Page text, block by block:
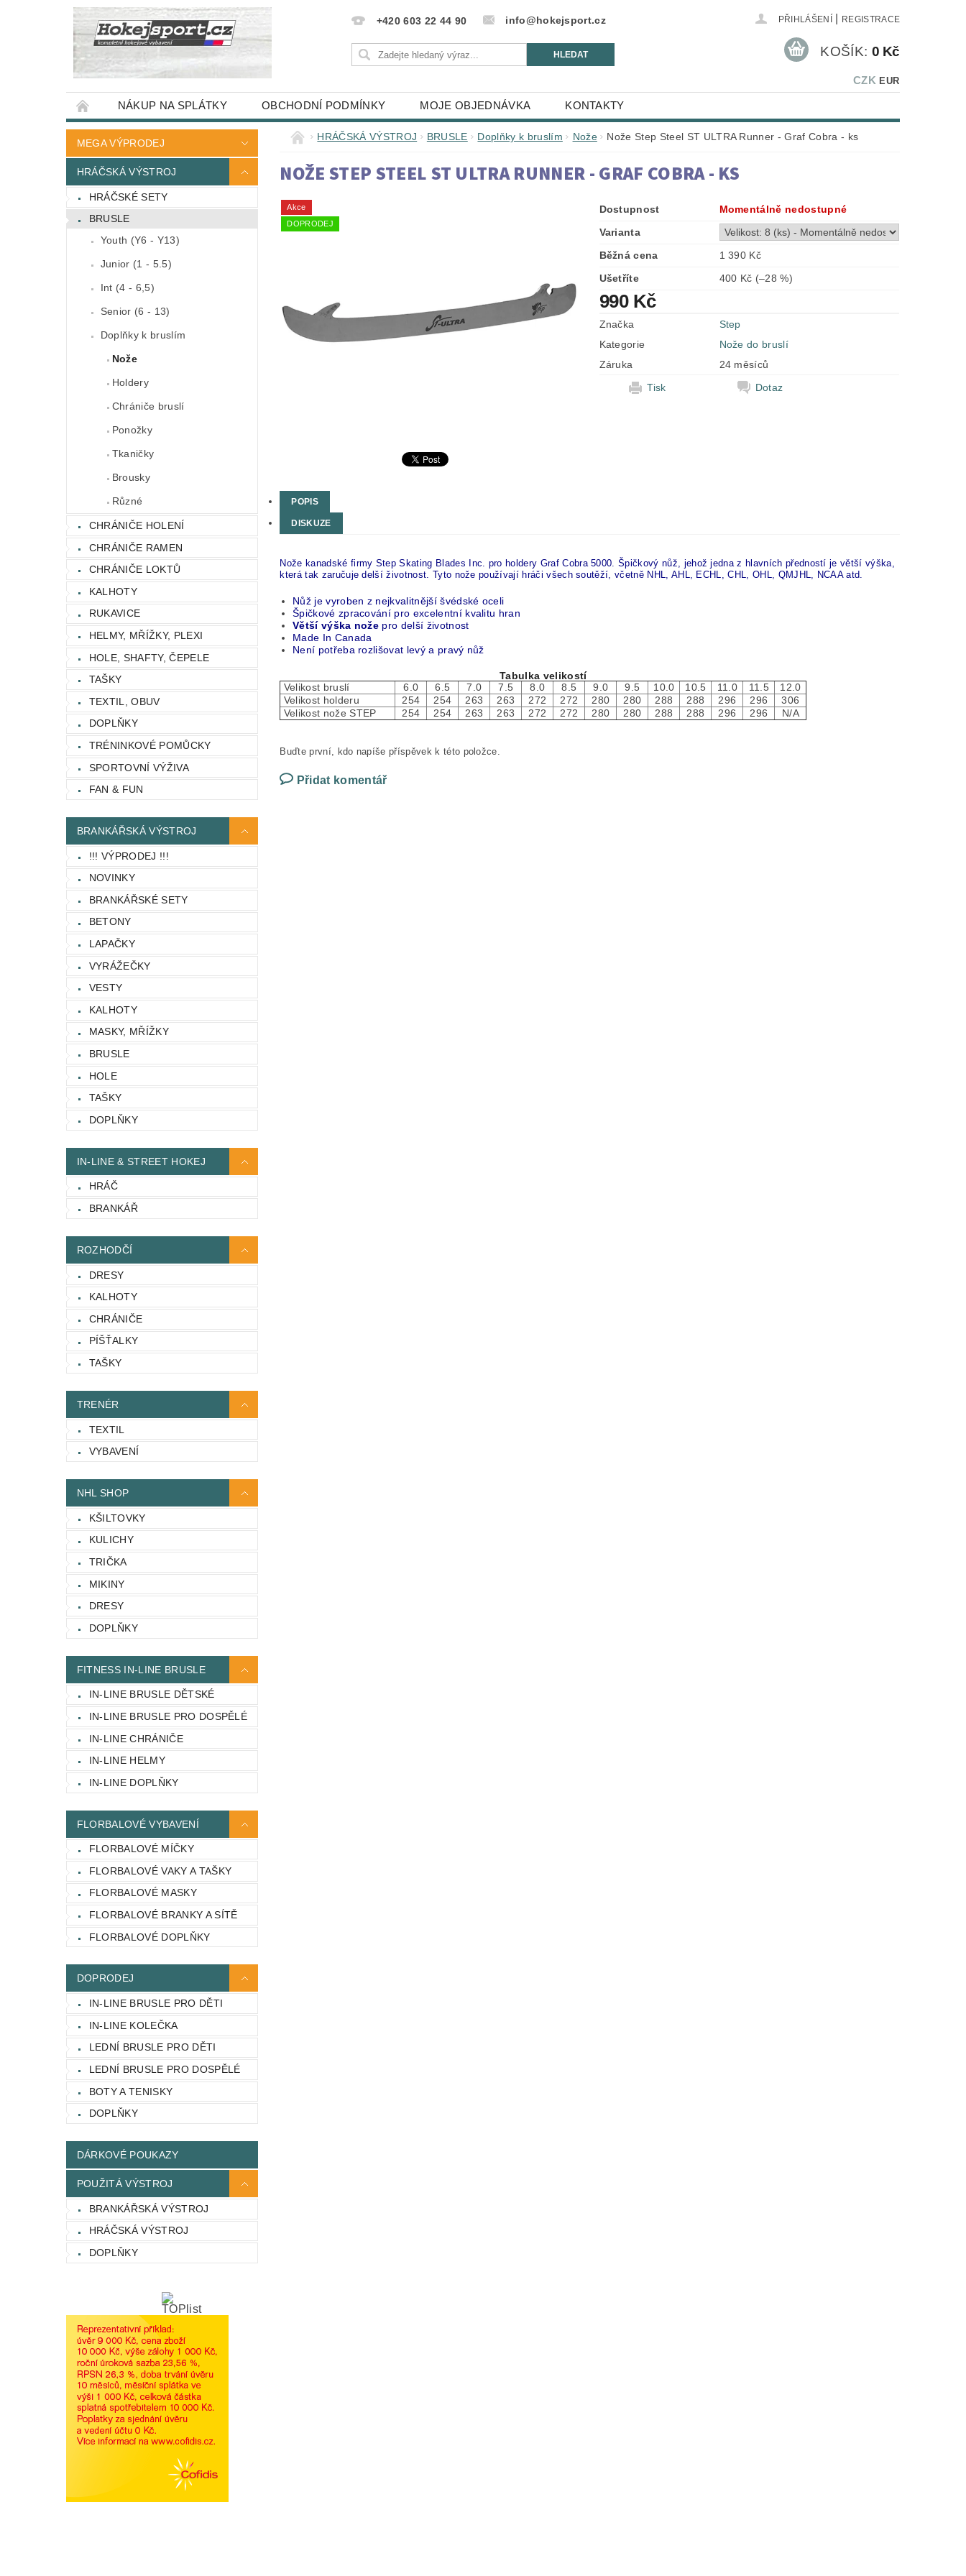
+420 603 22 44 90 info@hokejsport.cz PŘIHLÁŠENÍ REGISTRACE
CZK EUR
KOŠÍK: 0 Kč
NÁKUP NA SPLÁTKY OBCHODNÍ PODMÍNKY MOJE OBJEDNÁVKA KONTAKTY
MEGA VÝPRODEJ
HRÁČSKÁ VÝSTROJ
HRÁČSKÉ SETY
BRUSLE
Youth (Y6 - Y13)
Junior (1 - 5.5)
Int (4 - 6,5)
Senior (6 - 13)
Doplňky k bruslím
Nože
Holdery
Chrániče bruslí
Ponožky
Tkaničky
Brousky
Různé
CHRÁNIČE HOLENÍ
CHRÁNIČE RAMEN
CHRÁNIČE LOKTŮ
KALHOTY
RUKAVICE
HELMY, MŘÍŽKY, PLEXI
HOLE, SHAFTY, ČEPELE
TAŠKY
TEXTIL, OBUV
DOPLŇKY
TRÉNINKOVÉ POMŮCKY
SPORTOVNÍ VÝŽIVA
FAN & FUN
BRANKÁŘSKÁ VÝSTROJ
!!! VÝPRODEJ !!!
NOVINKY
BRANKÁŘSKÉ SETY
BETONY
LAPAČKY
VYRÁŽEČKY
VESTY
KALHOTY
MASKY, MŘÍŽKY
BRUSLE
HOLE
TAŠKY
DOPLŇKY
IN-LINE & STREET HOKEJ
HRÁČ
BRANKÁŘ
ROZHODČÍ
DRESY
KALHOTY
CHRÁNIČE
PÍŠŤALKY
TAŠKY
TRENÉR
TEXTIL
VYBAVENÍ
NHL SHOP
KŠILTOVKY
KULICHY
TRIČKA
MIKINY
DRESY
DOPLŇKY
FITNESS IN-LINE BRUSLE
IN-LINE BRUSLE DĚTSKÉ
IN-LINE BRUSLE PRO DOSPĚLÉ
IN-LINE CHRÁNIČE
IN-LINE HELMY
IN-LINE DOPLŇKY
FLORBALOVÉ VYBAVENÍ
FLORBALOVÉ MÍČKY
FLORBALOVÉ VAKY A TAŠKY
FLORBALOVÉ MASKY
FLORBALOVÉ BRANKY A SÍTĚ
FLORBALOVÉ DOPLŇKY
DOPRODEJ
IN-LINE BRUSLE PRO DĚTI
IN-LINE KOLEČKA
LEDNÍ BRUSLE PRO DĚTI
LEDNÍ BRUSLE PRO DOSPĚLÉ
BOTY A TENISKY
DOPLŇKY
DÁRKOVÉ POUKAZY
POUŽITÁ VÝSTROJ
BRANKÁŘSKÁ VÝSTROJ
HRÁČSKÁ VÝSTROJ
DOPLŇKY
HRÁČSKÁ VÝSTROJ BRUSLE Doplňky k bruslím Nože Nože Step Steel ST ULTRA Runner - Graf Cobra - ks
NOŽE STEP STEEL ST ULTRA RUNNER - GRAF COBRA - KS
Akce
DOPRODEJ
Dostupnost
Momentálně nedostupné
Varianta
Běžná cena
1 390 Kč
Ušetříte
400 Kč (–28 %)
990 Kč
Značka
Step
Kategorie
Nože do bruslí
Záruka
24 měsíců
Tisk
Dotaz
POPIS
DISKUZE
Nože kanadské firmy Step Skating Blades Inc. pro holdery Graf Cobra 5000. Špičkový nůž, jehož jedna z hlavních předností je větší výška,
která tak zaručuje delší životnost. Tyto nože používají hráči všech soutěží, včetně NHL, AHL, ECHL, CHL, OHL, QMJHL, NCAA atd.
Nůž je vyroben z nejkvalitnější švédské oceli
Špičkové zpracování pro excelentní kvalitu hran
Větší výška nože pro delší životnost
Made In Canada
Není potřeba rozlišovat levý a pravý nůž
Tabulka velikostí
Velikost bruslí
6.0 6.5 7.0 7.5 8.0 8.5 9.0 9.5 10.0 10.5 11.0 11.5
12.0
Velikost holderu
254 254 263 263 272 272 280 280 288 288 296 296
306
Velikost nože STEP
254 254 263 263 272 272 280 280 288 288 296 296 N/A
Buďte první, kdo napíše příspěvek k této položce.
Přidat komentář